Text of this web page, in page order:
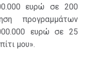
ευρώ σε 200
προγραμμάτων
ευρώ σε 25
μου».